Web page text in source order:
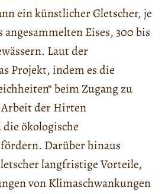
ein künstlicher Gletscher, je
angesammelten Eises, 300 bis
Laut der
Projekt, indem es die
beim Zugang zu
Arbeit der Hirten
ökologische
Darüber hinaus
langfristige Vorteile,
von Klimaschwankungen